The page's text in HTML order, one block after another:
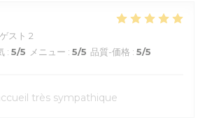
スト 2
: 5/5 メニュー : 5/5 品質-価格 : 5/5
très sympathique